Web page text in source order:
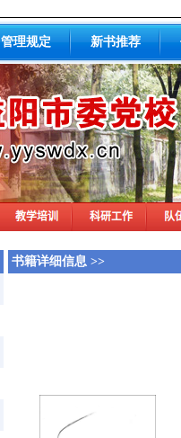
管理规定 新书推荐
书籍详细信息 >>